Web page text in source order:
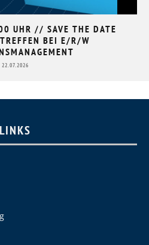
// SAVE THE DATE
BEI E/R/W
22.07.2026
LINKS